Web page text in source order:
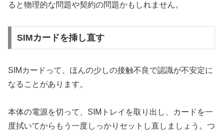
ると物理的な問題や契約の問題かもしれません。
SIMカードを挿し直す
SIMカードって、ほんの少しの接触不良で認識が不安定に
なることがあります。
本体の電源を切って、SIMトレイを取り出し、カードを一
度拭いてからもう一度しっかりセットし直しましょう。つ